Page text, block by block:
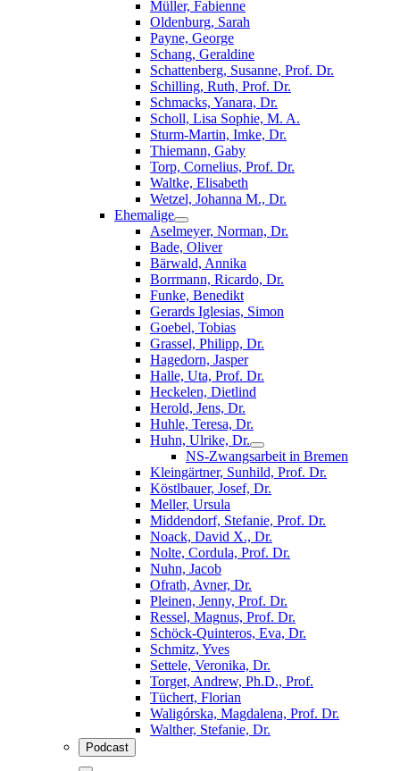
Müller, Fabienne
Oldenburg, Sarah
Payne, George
Schang, Geraldine
Schattenberg, Susanne, Prof. Dr.
Schilling, Ruth, Prof. Dr.
Schmacks, Yanara, Dr.
Scholl, Lisa Sophie, M. A.
Sturm-Martin, Imke, Dr.
Thiemann, Gaby
Torp, Cornelius, Prof. Dr.
Waltke, Elisabeth
Wetzel, Johanna M., Dr.
Ehemalige
Aselmeyer, Norman, Dr.
Bade, Oliver
Bärwald, Annika
Borrmann, Ricardo, Dr.
Funke, Benedikt
Gerards Iglesias, Simon
Goebel, Tobias
Grassel, Philipp, Dr.
Hagedorn, Jasper
Halle, Uta, Prof. Dr.
Heckelen, Dietlind
Herold, Jens, Dr.
Huhle, Teresa, Dr.
Huhn, Ulrike, Dr.
NS-Zwangsarbeit in Bremen
Kleingärtner, Sunhild, Prof. Dr.
Köstlbauer, Josef, Dr.
Meller, Ursula
Middendorf, Stefanie, Prof. Dr.
Noack, David X., Dr.
Nolte, Cordula, Prof. Dr.
Nuhn, Jacob
Ofrath, Avner, Dr.
Pleinen, Jenny, Prof. Dr.
Ressel, Magnus, Prof. Dr.
Schöck-Quinteros, Eva, Dr.
Schmitz, Yves
Settele, Veronika, Dr.
Torget, Andrew, Ph.D., Prof.
Tüchert, Florian
Waligórska, Magdalena, Prof. Dr.
Walther, Stefanie, Dr.
Podcast